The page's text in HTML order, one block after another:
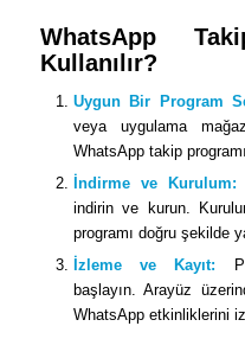
WhatsApp
Kullanılır?
Uygun Bir Program
veya uygulama
WhatsApp takip
İndirme ve Kurulum:
indirin ve kurun.
programı doğru şekilde
İzleme ve Kayıt:
başlayın. Arayüz
WhatsApp etkinliklerini